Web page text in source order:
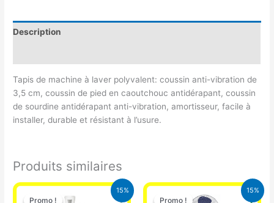
Description
Tapis de machine à laver polyvalent: coussin anti-vibration de
3,5 cm, coussin de pied en caoutchouc antidérapant, coussin
de sourdine antidérapant anti-vibration, amortisseur, facile à
installer, durable et résistant à l’usure.
Produits similaires
15%
Promo !
Promo !
Le
prix
Le
15%
Promo !
Promo !
Le
prix
Le